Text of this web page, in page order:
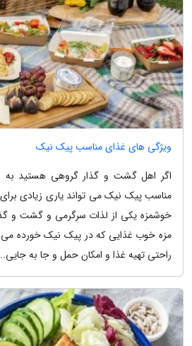
ویژگی های غذای مناسب پیک نیک
اگر اهل گشت و گذار گروهی هستید به
مناسب پیک نیک می تواند یاری زیادی
خوشمزه یکی از لذات سرگرمی و گشت و
مزه خوب غذایی که در پیک نیک خورده می
راحتی تهیه غذا و امکان حمل و جا به